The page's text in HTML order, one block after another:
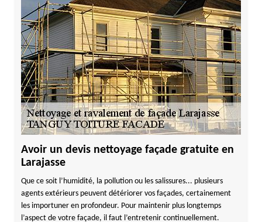
Avoir un devis nettoyage façade gratuite en
Larajasse
Que ce soit l’humidité, la pollution ou les salissures... plusieurs
agents extérieurs peuvent détériorer vos façades, certainement
les importuner en profondeur. Pour maintenir plus longtemps
l’aspect de votre façade, il faut l’entretenir continuellement.